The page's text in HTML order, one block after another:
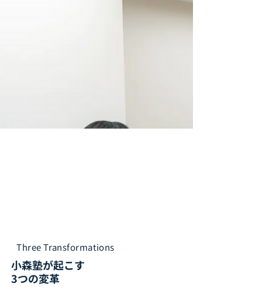
Three Transformations
小森塾が起こす
3つの変革